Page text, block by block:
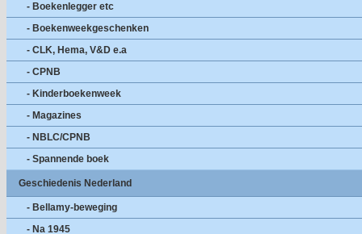
- Boekenlegger etc
- Boekenweekgeschenken
- CLK, Hema, V&D e.a
- CPNB
- Kinderboekenweek
- Magazines
- NBLC/CPNB
- Spannende boek
Geschiedenis Nederland
- Bellamy-beweging
- Na 1945